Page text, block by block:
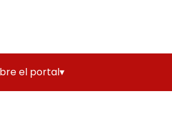
el portal▾